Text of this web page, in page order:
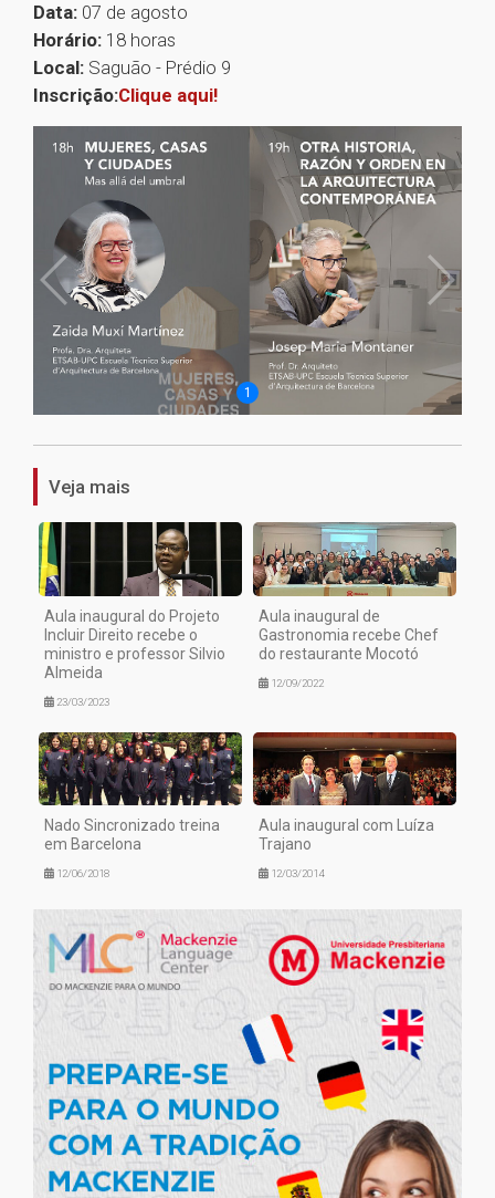
Data: 07 de agosto
Horário: 18 horas
Local: Saguão - Prédio 9
Inscrição:Clique aqui!
1
Veja mais
Aula inaugural do Projeto
Incluir Direito recebe o
ministro e professor Silvio
Almeida
23/03/2023
Aula inaugural de
Gastronomia recebe Chef
do restaurante Mocotó
12/09/2022
Nado Sincronizado treina
em Barcelona
12/06/2018
Aula inaugural com Luíza
Trajano
12/03/2014